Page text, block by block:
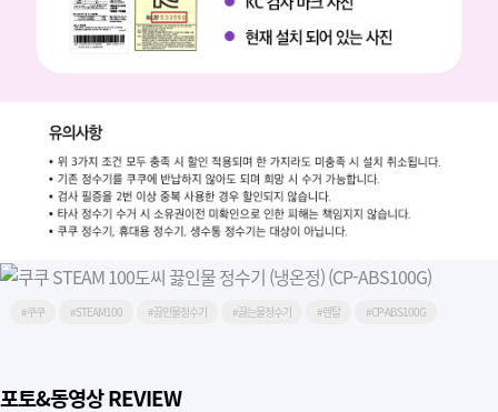
#쿠쿠 #STEAM100 #끓인물정수기 #끓는물정수기 #렌탈 #CP-ABS100G
포토&동영상 REVIEW